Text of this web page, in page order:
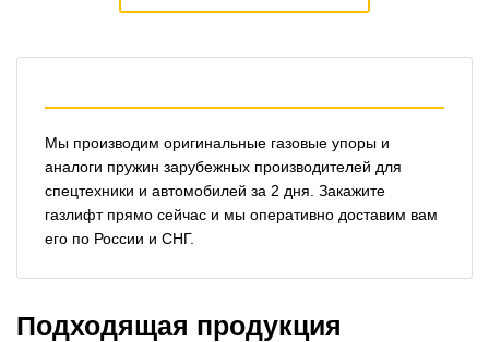
Мы производим оригинальные газовые упоры и
аналоги пружин зарубежных производителей для
спецтехники и автомобилей за 2 дня. Закажите
газлифт прямо сейчас и мы оперативно доставим вам
его по России и СНГ.
Подходящая продукция